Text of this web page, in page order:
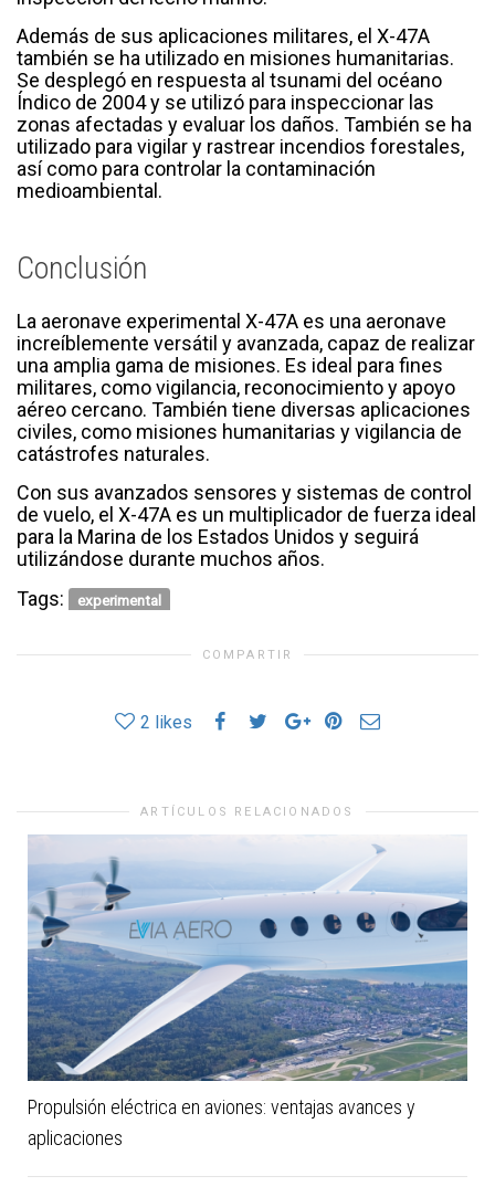
Además de sus aplicaciones militares, el X-47A
también se ha utilizado en misiones humanitarias.
Se desplegó en respuesta al tsunami del océano
Índico de 2004 y se utilizó para inspeccionar las
zonas afectadas y evaluar los daños. También se ha
utilizado para vigilar y rastrear incendios forestales,
así como para controlar la contaminación
medioambiental.
Conclusión
La aeronave experimental X-47A es una aeronave
increíblemente versátil y avanzada, capaz de realizar
una amplia gama de misiones. Es ideal para fines
militares, como vigilancia, reconocimiento y apoyo
aéreo cercano. También tiene diversas aplicaciones
civiles, como misiones humanitarias y vigilancia de
catástrofes naturales.
Con sus avanzados sensores y sistemas de control
de vuelo, el X-47A es un multiplicador de fuerza ideal
para la Marina de los Estados Unidos y seguirá
utilizándose durante muchos años.
Tags:
experimental
COMPARTIR
2 likes
ARTÍCULOS RELACIONADOS
Propulsión eléctrica en aviones: ventajas avances y
aplicaciones